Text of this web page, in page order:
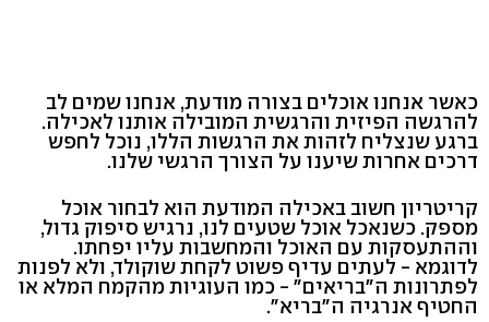
כאשר אנחנו אוכלים בצורה מודעת, אנחנו שמים לב
להרגשה הפיזית והרגשית המובילה אותנו לאכילה.
ברגע שנצליח לזהות את הרגשות הללו, נוכל לחפש
דרכים אחרות שיענו על הצורך הרגשי שלנו.
קריטריון חשוב באכילה המודעת הוא לבחור אוכל
מספק. כשנאכל אוכל שטעים לנו, נרגיש סיפוק גדול,
וההתעסקות עם האוכל והמחשבות עליו יפחתו.
לדוגמא - לעתים עדיף פשוט לקחת שוקולד, ולא לפנות
לפתרונות ה"בריאים" - כמו העוגיות מהקמח המלא או
החטיף אנרגיה ה"בריא".